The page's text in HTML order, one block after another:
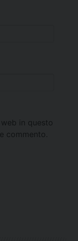
in questo
commento.